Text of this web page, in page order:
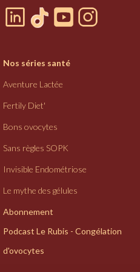
Nos séries santé
Aventure Lactée
Fertily Diet'
Bons ovocytes
Sans règles SOPK
Invisible Endométriose
Le mythe des gélules
Abonnement
Podcast Le Rubis - Congélation
d'ovocytes